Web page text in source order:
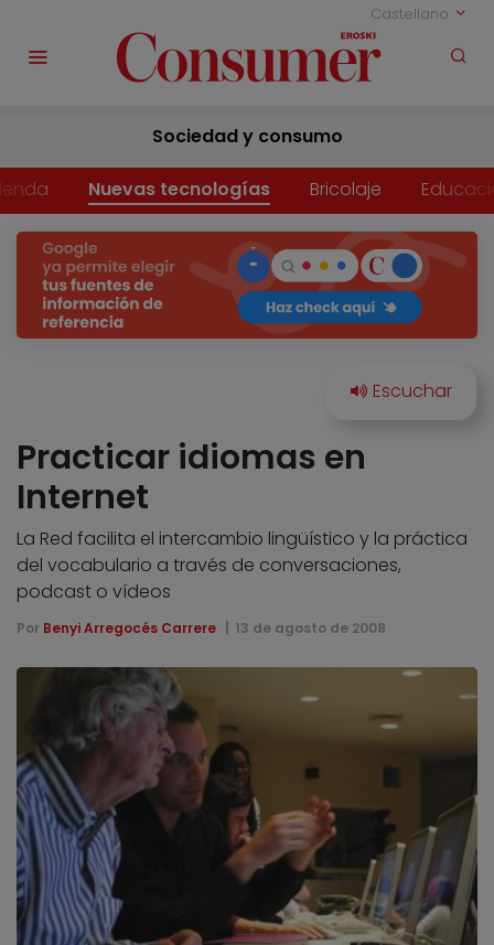
Castellano
Sociedad y consumo
Nuevas tecnologías Bricolaje
Practicar idiomas en
Internet
La Red facilita el intercambio lingüístico y la práctica
del vocabulario a través de conversaciones,
podcast o vídeos
Por Benyi Arregocés Carrere 13 de agosto de 2008